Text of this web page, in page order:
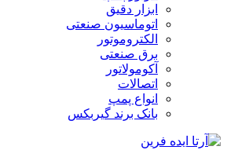
ابزار دقیق
اتوماسیون صنعتی
الکتروموتور
برق صنعتی
آکومولاتور
اتصالات
انواع پمپ
بانک برند گیربکس